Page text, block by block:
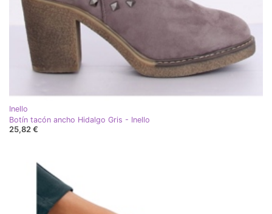
Inello
Botín tacón ancho Hidalgo Gris - Inello
25,82 €